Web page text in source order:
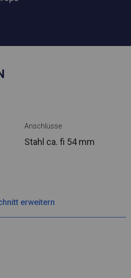
Anschlüsse
Stahl ca. fi 54 mm
erweitern